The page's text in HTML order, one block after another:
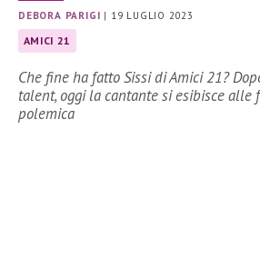
DEBORA PARIGI | 19 LUGLIO 2023
AMICI 21
Che fine ha fatto Sissi di Amici 21?
talent, oggi la cantante si esibisce alle
polemica